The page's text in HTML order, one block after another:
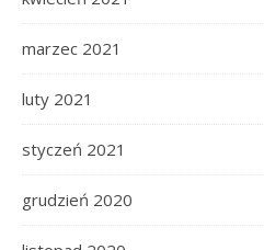
marzec 2021
luty 2021
styczeń 2021
grudzień 2020